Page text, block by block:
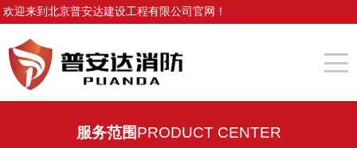
欢迎来到北京普安达建设工程有限公司官网！
服务范围PRODUCT CENTER